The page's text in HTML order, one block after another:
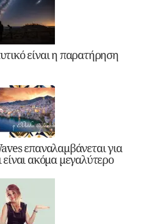
είναι η παρατήρηση
επαναλαμβάνεται για
ακόμα μεγαλύτερο